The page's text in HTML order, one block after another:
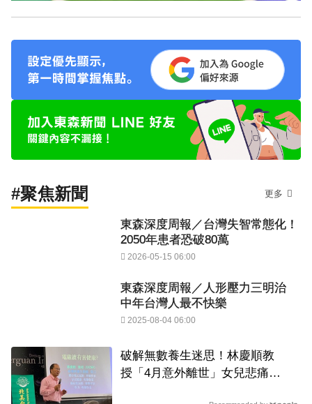
#聚焦新聞 更多
東森深度周報／台灣失智常態化！
2050年患者恐破80萬
2026-05-15 06:00
東森深度周報／人形壓力三明治
中年台灣人最不快樂
2025-08-04 06:00
破解無數養生迷思！林慶順教
授「4月意外離世」女兒悲痛證